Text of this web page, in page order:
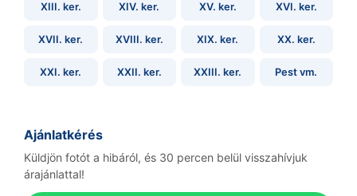
XIII. ker. XIV. ker. XV. ker. XVI. ker.
XVII. ker. XVIII. ker. XIX. ker. XX. ker.
XXI. ker. XXII. ker. XXIII. ker. Pest vm.
Ajánlatkérés
Küldjön fotót a hibáról, és 30 percen belül visszahívjuk
árajánlattal!